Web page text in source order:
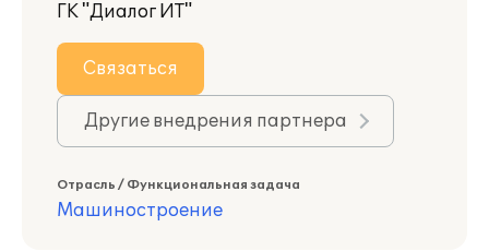
ГК "Диалог ИТ"
Связаться
Другие внедрения партнера
Отрасль / Функциональная задача
Машиностроение